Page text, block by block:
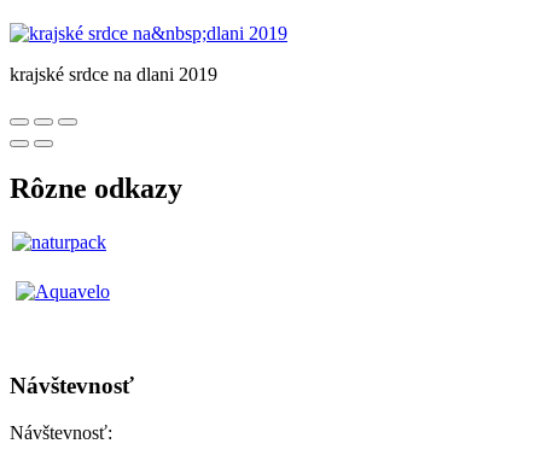
krajské srdce na dlani 2019
Rôzne odkazy
Návštevnosť
Návštevnosť: